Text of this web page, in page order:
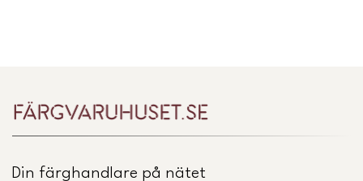
Din färghandlare på nätet